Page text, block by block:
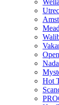
Hot